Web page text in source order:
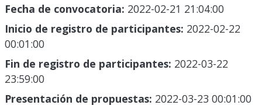
Fecha de convocatoria: 2022-02-21 21:04:00
Inicio de registro de participantes: 2022-02-22
00:01:00
Fin de registro de participantes: 2022-03-22
23:59:00
Presentación de propuestas: 2022-03-23 00:01:00